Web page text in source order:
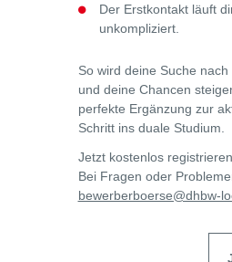
Der Erstkontakt läuft
unkompliziert.
So wird deine Suche
und deine Chancen
perfekte Ergänzung zur
Schritt ins duale Studium.
Jetzt kostenlos
Bei Fragen oder
bewerberboerse@dhbw-